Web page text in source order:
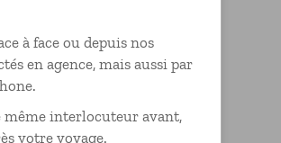
à face ou depuis nos
en agence, mais aussi par
même interlocuteur avant,
votre voyage.